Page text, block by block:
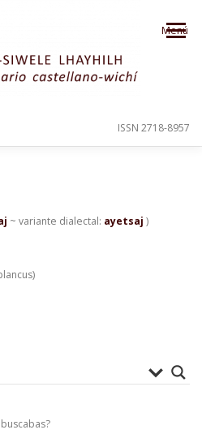
Menú
ISSN 2718-8957
~ variante dialectal: ayetsaj )